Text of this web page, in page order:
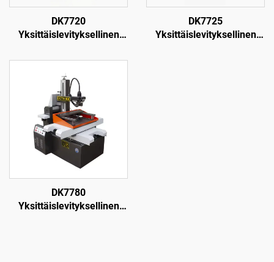
DK7720
Yksittäislevityksellinen
DK7725
Yksittäislevityksellinen
DK7780
Yksittäislevityksellinen